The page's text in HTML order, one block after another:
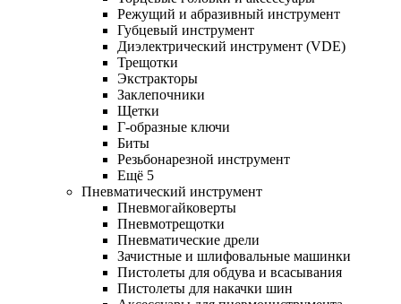
Режущий и абразивный инструмент
Губцевый инструмент
Диэлектрический инструмент (VDE)
Трещотки
Экстракторы
Заклепочники
Щетки
Г-образные ключи
Биты
Резьбонарезной инструмент
Ещё 5
Пневматический инструмент
Пневмогайковерты
Пневмотрещотки
Пневматические дрели
Зачистные и шлифовальные машинки
Пистолеты для обдува и всасывания
Пистолеты для накачки шин